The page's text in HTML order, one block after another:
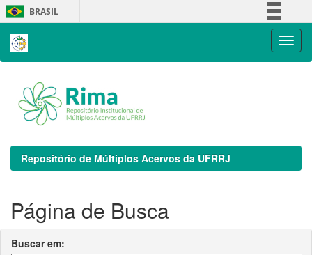
Skip
navigation
BRASIL
Repositório de Múltiplos Acervos da UFRRJ
Página de Busca
Buscar em: